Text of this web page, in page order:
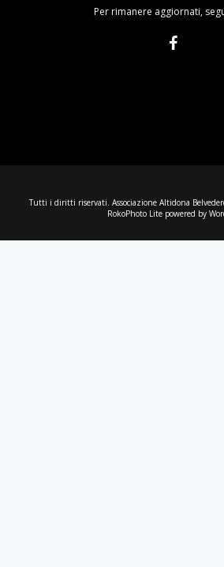
Per rimanere aggiornati,
Tutti i diritti riservati. Associazione Altidona
RokoPhoto Lite powered by